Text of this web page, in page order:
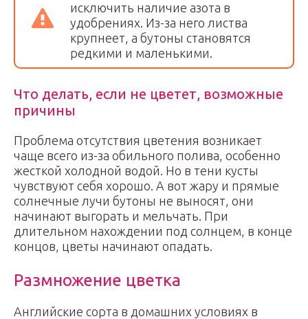
исключить наличие азота в
удобрениях. Из-за него листва
крупнеет, а бутоны становятся
редкими и маленькими.
Что делать, если не цветет, возможные
причины
Проблема отсутствия цветения возникает
чаще всего из-за обильного полива, особенно
жесткой холодной водой. Но в тени кусты
чувствуют себя хорошо. А вот жару и прямые
солнечные лучи бутоны не выносят, они
начинают выгорать и мельчать. При
длительном нахождении под солнцем, в конце
концов, цветы начинают опадать.
Размножение цветка
Английские сорта в домашних условиях в